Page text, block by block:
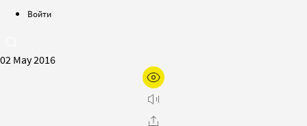
Войти
02 May 2016